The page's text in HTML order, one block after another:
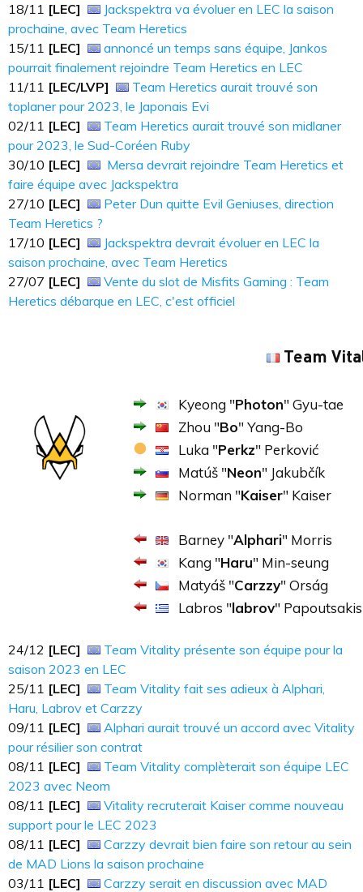
18​​​/11 [LEC]
Jackspektra va évoluer en LEC la saison
prochaine, avec Team Heretics
15​​​/11 [LEC]
annoncé un temps sans équipe, Jankos
pourrait finalement rejoindre Team Heretics en LEC
11​​​/11 [LEC/LVP]
Team Heretics aurait trouvé son
toplaner pour 2023, le Japonais Evi
02/11 [LEC]
Team Heretics aurait trouvé son midlaner
pour 2023, le Sud-Coréen Ruby
30/10 [LEC]
Mersa devrait rejoindre Team Heretics et
faire équipe avec Jackspektra
27/10 [LEC]
Peter Dun quitte Evil Geniuses, direction
Team Heretics ?
17/10 [LEC]
Jackspektra devrait évoluer en LEC la
saison prochaine, avec Team Heretics
27/07 [LEC]
Vente du slot de Misfits Gaming : Team
Heretics débarque en LEC, c'est officiel
Team
Kyeong "Photon" Gyu-tae
Zhou "Bo" Yang-Bo
Luka "Perkz" Perković
Matúš "Neon" Jakubčík
Norman "Kaiser" Kaiser
Barney "Alphari" Morris
Kang "Haru" Min-seung
Matyáš "Carzzy" Orság
Labros "labrov" Papoutsakis
24​​​/12 [LEC]
Team Vitality présente son équipe pour la
saison 2023 en LEC
25​​​/11 [LEC]
Team Vitality fait ses adieux à Alphari,
Haru, Labrov et Carzzy
09​​​/11 [LEC]
Alphari aurait trouvé un accord avec Vitality
pour résilier son contrat
08​​​/11 [LEC]
Team Vitality complèterait son équipe LEC
2023 avec Neom
08/11 [LEC]
Vitality recruterait Kaiser comme nouveau
support pour le LEC 2023
08/11 [LEC]
Carzzy devrait bien faire son retour au sein
de MAD Lions la saison prochaine
03/11 [LEC]
Carzzy serait en discussion avec MAD